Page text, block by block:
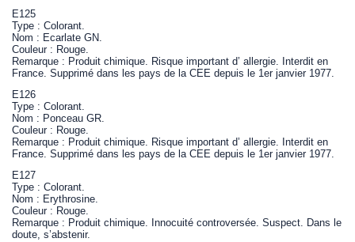
E125
Type : Colorant.
Nom : Ecarlate GN.
Couleur : Rouge.
Remarque : Produit chimique. Risque important d’ allergie. Interdit en
France. Supprimé dans les pays de la CEE depuis le 1er janvier 1977.
E126
Type : Colorant.
Nom : Ponceau GR.
Couleur : Rouge.
Remarque : Produit chimique. Risque important d’ allergie. Interdit en
France. Supprimé dans les pays de la CEE depuis le 1er janvier 1977.
E127
Type : Colorant.
Nom : Erythrosine.
Couleur : Rouge.
Remarque : Produit chimique. Innocuité controversée. Suspect. Dans le
doute, s’abstenir.